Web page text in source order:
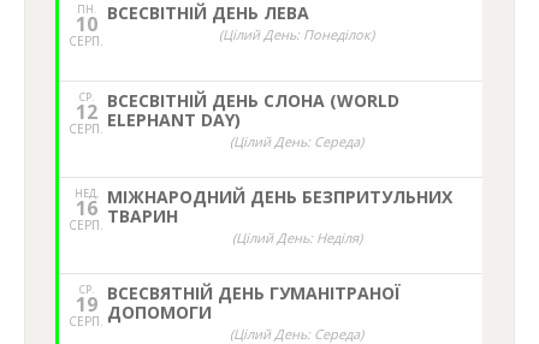
ПН.
10
СЕРП.
ВСЕСВІТНІЙ ДЕНЬ ЛЕВА
(Цілий День: Понеділок)
СР.
12
СЕРП.
ВСЕСВІТНІЙ ДЕНЬ СЛОНА (WORLD
ELEPHANT DAY)
(Цілий День: Середа)
НЕД,
16
СЕРП.
МІЖНАРОДНИЙ ДЕНЬ БЕЗПРИТУЛЬНИХ
ТВАРИН
(Цілий День: Неділя)
СР.
19
СЕРП.
ВСЕСВЯТНІЙ ДЕНЬ ГУМАНІТРАНОЇ
ДОПОМОГИ
(Цілий День: Середа)